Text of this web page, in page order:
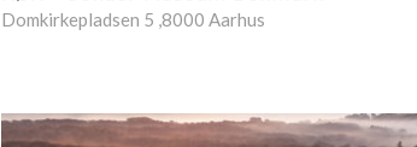
Domkirkepladsen 5 ,8000 Aarhus